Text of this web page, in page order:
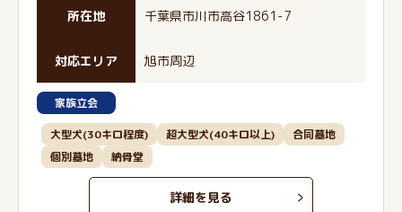
所在地 千葉県市川市高谷1861-7
対応エリア 旭市周辺
家族立会
大型犬(30キロ程度) 超大型犬(40キロ以上)
合同墓地
個別墓地
納骨堂
詳細を見る